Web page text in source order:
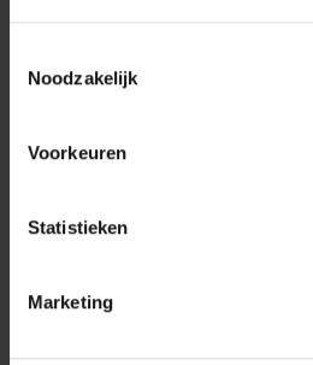
Noodzakelijk
Voorkeuren
Statistieken
Marketing
Volg ons op Instagram
Over Podiumtechniek